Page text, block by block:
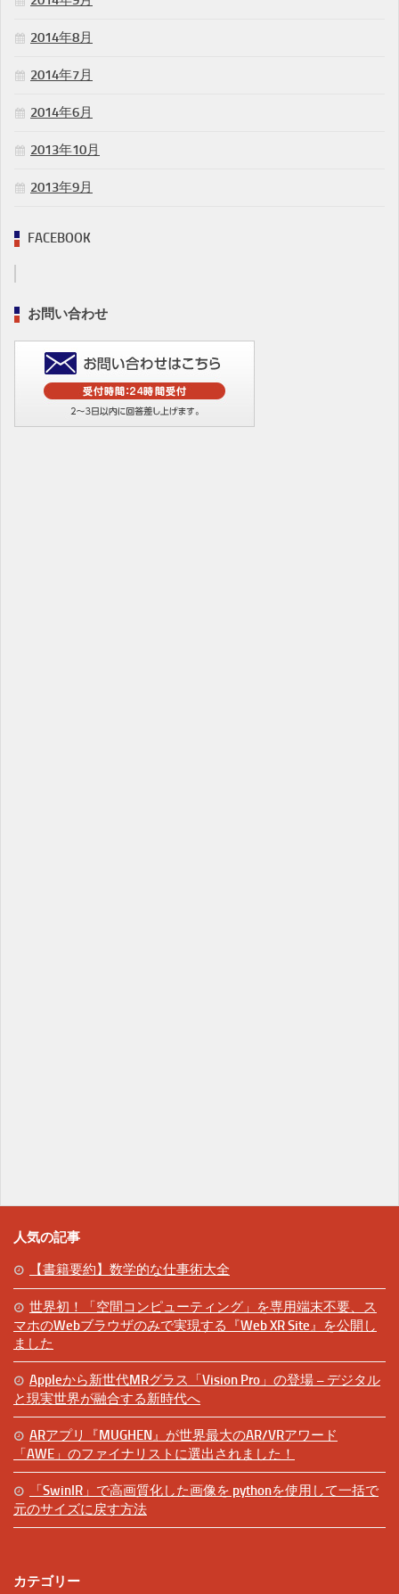
2014年8月
2014年7月
2014年6月
2013年10月
2013年9月
FACEBOOK
お問い合わせ
人気の記事
【書籍要約】数学的な仕事術大全
世界初！「空間コンピューティング」を専用端末不要、ス
マホのWebブラウザのみで実現する『Web XR Site』を公開し
ました
Appleから新世代MRグラス「Vision Pro」の登場 – デジタル
と現実世界が融合する新時代へ
ARアプリ『MUGHEN』が世界最大のAR/VRアワード
「AWE」のファイナリストに選出されました！
「SwinIR」で高画質化した画像を pythonを使用して一括で
元のサイズに戻す方法
カテゴリー